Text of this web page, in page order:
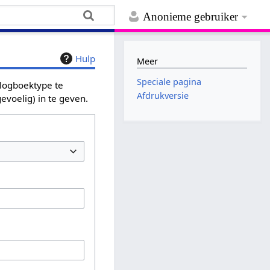
Anonieme gebruiker
Hulp
te
in te geven.
Meer
Speciale pagina
Afdrukversie